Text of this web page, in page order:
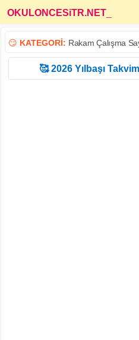
OKULONCESiTR.NET
😏 KATEGORİ: Rakam Çalışma
🥰 2026 Yılbaşı